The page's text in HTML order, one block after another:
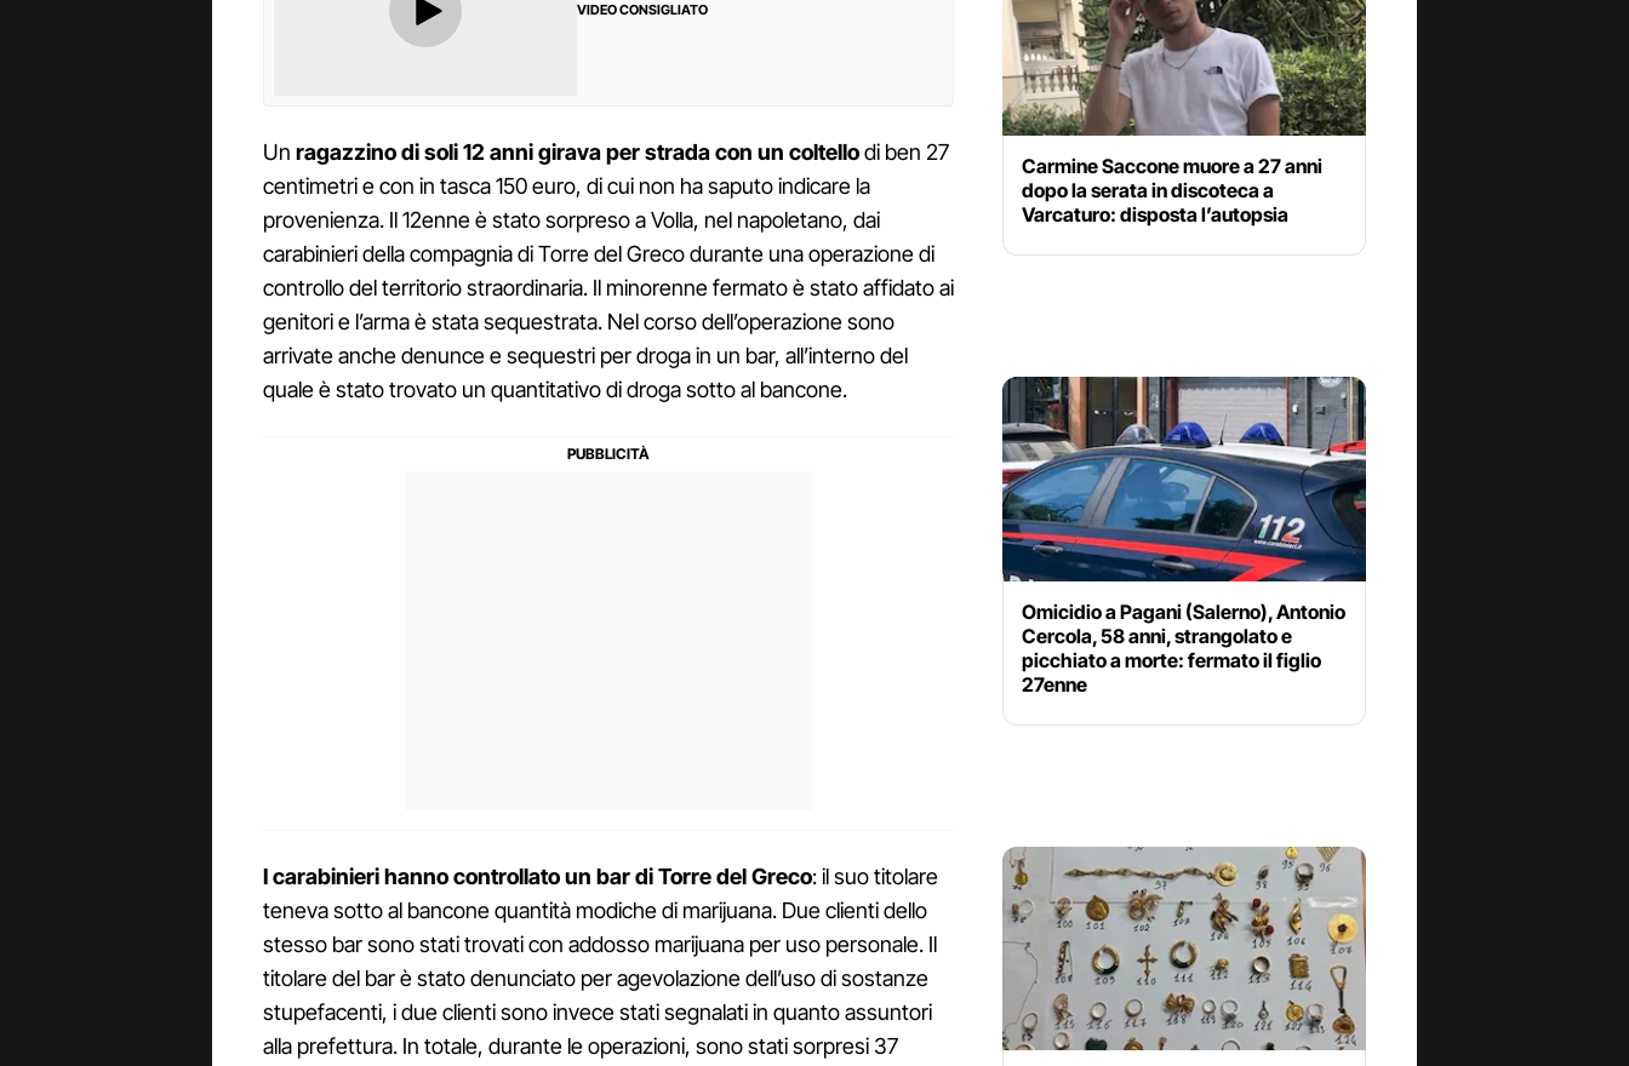
VIDEO CONSIGLIATO
Un ragazzino di soli 12 anni girava per strada con un coltellodi ben 27
centimetri e con in tasca 150 euro, di cui non ha saputo indicare la
provenienza. Il 12enne è stato sorpreso a Volla, nel napoletano, dai
carabinieri della compagnia di Torre del Greco durante una operazione di
controllo del territorio straordinaria. Il minorenne fermato è stato affidato ai
genitori e l’arma è stata sequestrata. Nel corso dell’operazione sono
arrivate anche denunce e sequestri per droga in un bar, all’interno del
quale è stato trovato un quantitativo di droga sotto al bancone.
I carabinieri hanno controllato un bar di Torre del Greco: il suo titolare
teneva sotto al bancone quantità modiche di marijuana. Due clienti dello
stesso bar sono stati trovati con addosso marijuana per uso personale. Il
titolare del bar è stato denunciato per agevolazione dell’uso di sostanze
stupefacenti, i due clienti sono invece stati segnalati in quanto assuntori
alla prefettura. In totale, durante le operazioni, sono stati sorpresi 37
Carmine Saccone muore a 27 anni
dopo la serata in discoteca a
Varcaturo: disposta l’autopsia
Omicidio a Pagani (Salerno), Antonio
Cercola, 58 anni, strangolato e
picchiato a morte: fermato il figlio
27enne